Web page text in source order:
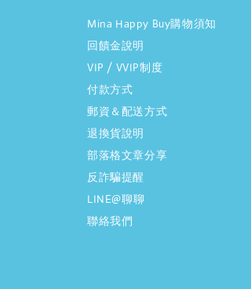
Mina Happy Buy購物須知
回饋金說明
VIP / VVIP制度
付款方式
郵資＆配送方式
退換貨說明
部落格文章分享
反詐騙提醒
LINE@聊聊
聯絡我們